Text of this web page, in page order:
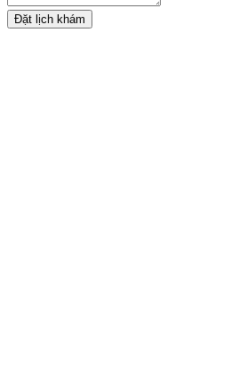
Đặt lịch khám